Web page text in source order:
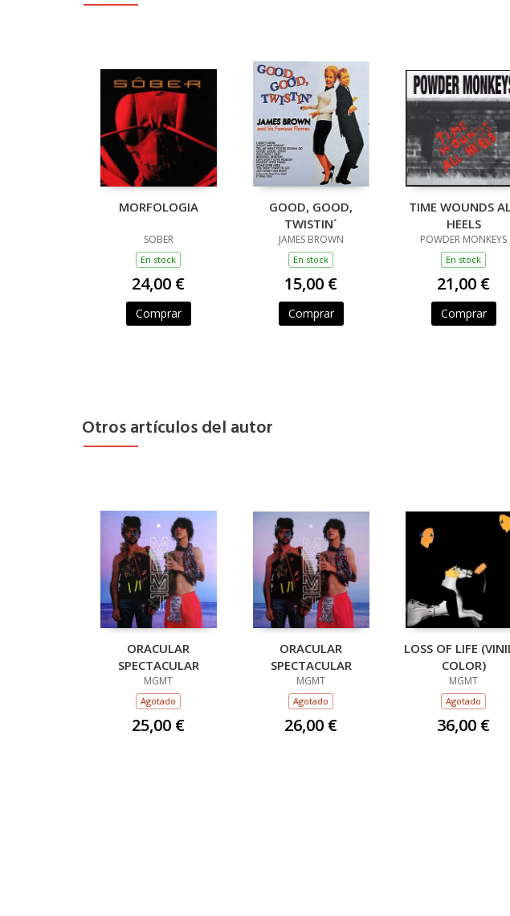
MORFOLOGIA
SOBER
En stock
24,00 €
Comprar
GOOD, GOOD,
TWISTIN´
JAMES BROWN
En stock
15,00 €
Comprar
TIME WOUNDS
HEELS
POWDER MONKEYS
En stock
21,00 €
Comprar
Otros artículos del autor
ORACULAR
SPECTACULAR
MGMT
Agotado
25,00 €
ORACULAR
SPECTACULAR
MGMT
Agotado
26,00 €
LOSS OF LIFE
COLOR)
MGMT
Agotado
36,00 €